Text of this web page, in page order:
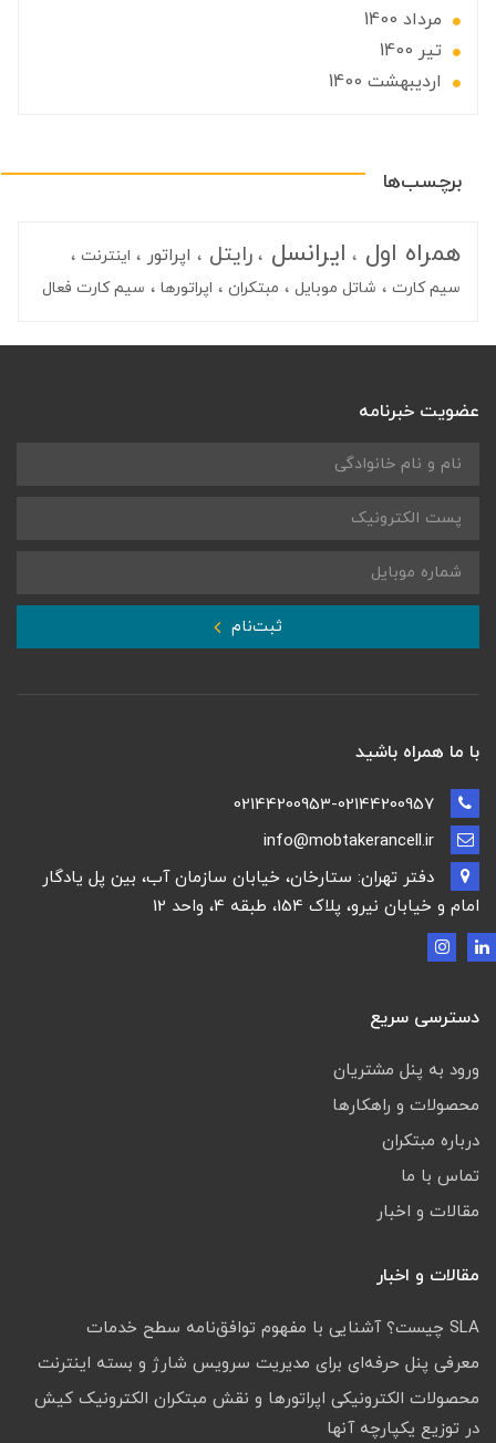
مرداد 1400
تير 1400
ارديبهشت 1400
برچسب‌ها
همراه اول ایرانسل رایتل اپراتور
اینترنت
سیم کارت
شاتل موبایل مبتکران اپراتورها سیم کارت فعال
عضویت خبرنامه
ثبت‌نام
با ما همراه باشید
دفتر تهران: ستارخان، خیابان سازمان آب، بین پل یادگار
امام و خیابان نیرو، پلاک 154، طبقه 4، واحد 12
دسترسی سریع
ورود به پنل مشتریان
محصولات و راهکارها
درباره مبتکران
تماس با ما
مقالات و اخبار
مقالات و اخبار
SLA چیست؟ آشنایی با مفهوم توافق‌نامه سطح خدمات
معرفی پنل حرفه‌ای برای مدیریت سرویس شارژ و بسته اینترنت
محصولات الکترونیکی اپراتورها و نقش مبتکران الکترونیک کیش
در توزیع یکپارچه آنها